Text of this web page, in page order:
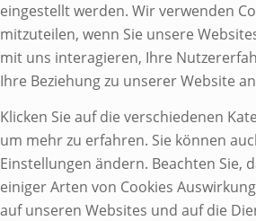
eingestellt werden. Wir verwenden
mitzuteilen, wenn Sie unsere
mit uns interagieren, Ihre
Ihre Beziehung zu unserer Website
Klicken Sie auf die verschiedenen
um mehr zu erfahren. Sie können
Einstellungen ändern. Beachten Sie,
einiger Arten von Cookies
auf unseren Websites und auf die